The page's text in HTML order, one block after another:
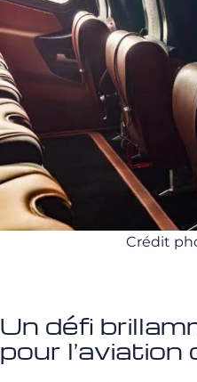
Crédit
Un défi
pour l’aviation